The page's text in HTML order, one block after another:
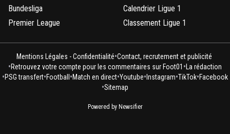
Bundesliga
Premier League
Calendrier Ligue 1
Classement Ligue 1
Mentions Légales - Confidentialité•Contact, recrutement et publicité
•Retrouvez votre compte pour les commentaires sur Foot01 •La rédaction
•PSG transfert•Football •Match en direct•Youtube• Instagram•TikTok•Facebook
•Sitemap
Powered by Newsifier